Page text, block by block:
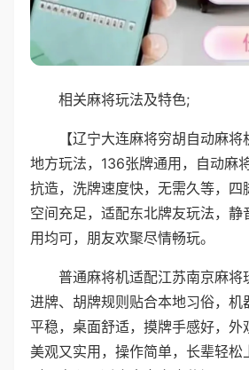
相关麻将玩法及特色;
【辽宁大连麻将穷胡自动麻
地方玩法，136张牌通用，自动麻
抗造，洗牌速度快，无需久等，四
空间充足，适配东北牌友玩法，静
用均可，朋友欢聚尽情畅玩。
普通麻将机适配江苏南京麻将
进牌、胡牌规则贴合本地习俗，机
平稳，桌面舒适，摸牌手感好，外
美观又实用，操作简单，长辈轻松